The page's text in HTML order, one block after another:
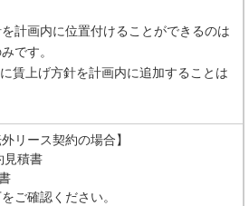
計画内に位置付けることができるのは
です。
賃上げ方針を計画内に追加することは
リース契約の場合】
見積書
ご確認ください。